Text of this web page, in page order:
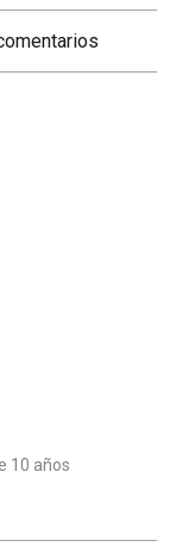
10 años